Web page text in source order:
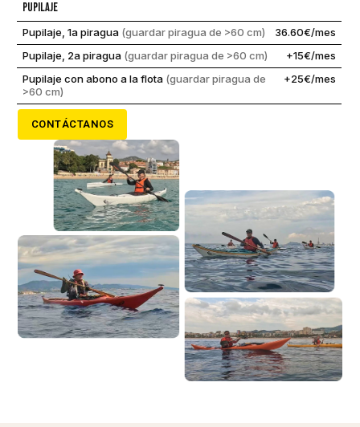
Pupilaje
Pupilaje, 1a piragua (guardar piragua de >60 cm)
36.60€/mes
Pupilaje, 2a piragua (guardar piragua de >60 cm)
+15€/mes
Pupilaje con abono a la flota (guardar piragua de
>60 cm)
+25€/mes
CONTÁCTANOS